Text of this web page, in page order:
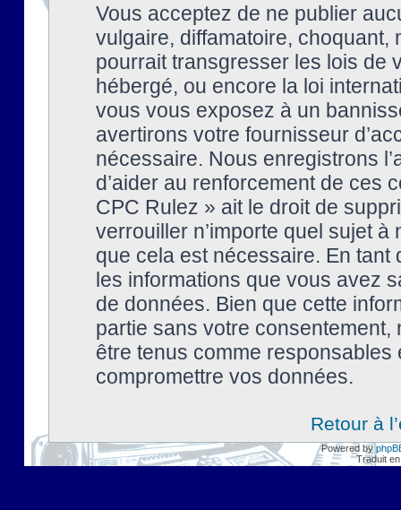
Vous acceptez de ne publier
vulgaire, diffamatoire, choquant,
pourrait transgresser les lois de
hébergé, ou encore la loi
vous vous exposez à un
avertirons votre fournisseur
nécessaire. Nous enregistrons
d’aider au renforcement de ces
CPC Rulez » ait le droit de
verrouiller n’importe quel sujet à
que cela est nécessaire. En tant
les informations que vous avez
de données. Bien que cette
partie sans votre
être tenus comme
compromettre vos données.
Retour à
Powered by
Traduit